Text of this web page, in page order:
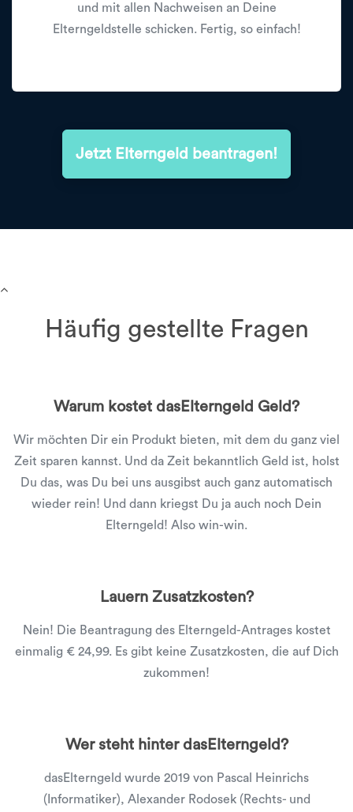
und mit allen Nachweisen an Deine
Elterngeldstelle schicken. Fertig, so einfach!
Jetzt Elterngeld beantragen!
Häufig gestellte Fragen
Warum kostet dasElterngeld Geld?
Wir möchten Dir ein Produkt bieten, mit dem du ganz viel
Zeit sparen kannst. Und da Zeit bekanntlich Geld ist, holst
Du das, was Du bei uns ausgibst auch ganz automatisch
wieder rein! Und dann kriegst Du ja auch noch Dein
Elterngeld! Also win-win.
Lauern Zusatzkosten?
Nein! Die Beantragung des Elterngeld-Antrages kostet
einmalig € 24,99. Es gibt keine Zusatzkosten, die auf Dich
zukommen!
Wer steht hinter dasElterngeld?
dasElterngeld wurde 2019 von Pascal Heinrichs
(Informatiker), Alexander Rodosek (Rechts- und